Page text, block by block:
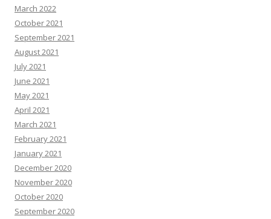
March 2022
October 2021
September 2021
August 2021
July 2021
June 2021
May 2021
April 2021
March 2021
February 2021
January 2021
December 2020
November 2020
October 2020
September 2020